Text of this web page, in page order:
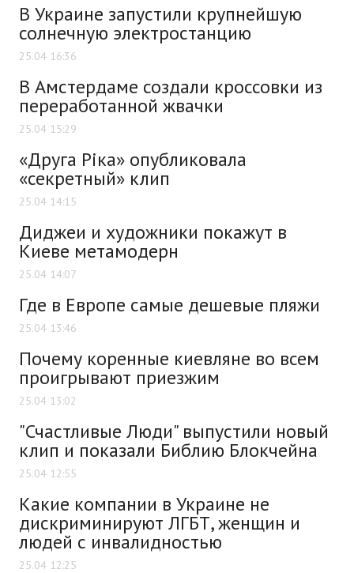
В Украине запустили крупнейшую
солнечную электростанцию
25.04 16:36
В Амстердаме создали кроссовки из
переработанной жвачки
25.04 15:29
«Друга Ріка» опубликовала
«секретный» клип
25.04 14:15
Диджеи и художники покажут в
Киеве метамодерн
25.04 14:07
Где в Европе самые дешевые пляжи
25.04 13:46
Почему коренные киевляне во всем
проигрывают приезжим
25.04 13:02
"Счастливые Люди" выпустили новый
клип и показали Библию Блокчейна
25.04 12:55
Какие компании в Украине не
дискриминируют ЛГБТ, женщин и
людей с инвалидностью
25.04 12:25